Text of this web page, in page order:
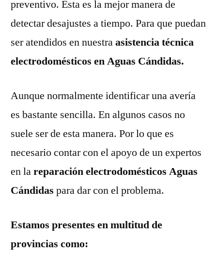
preventivo. Esta es la mejor manera de
detectar desajustes a tiempo. Para que puedan
ser atendidos en nuestraasistencia técnica
electrodomésticos en Aguas Cándidas.
Aunque normalmente identificar una avería
es bastante sencilla. En algunos casos no
suele ser de esta manera. Por lo que es
necesario contar con el apoyo de un expertos
en lareparación electrodomésticos Aguas
Cándidas para dar con el problema.
Estamos presentes en multitud de
provincias como: